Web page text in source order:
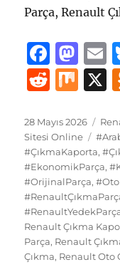
Parça, Renault
F
a
c
e
b
o
o
k
M
a
st
o
d
o
n
l
R
d
di
t
M
Yayın
tarihi
28 Mayıs 2026
Sitesi Online
#ÇıkmaKaporta,
#EkonomikParça,
#OrijinalParça,
Renault Çıkma
Parça, Renault
Çıkma, Renault Oto